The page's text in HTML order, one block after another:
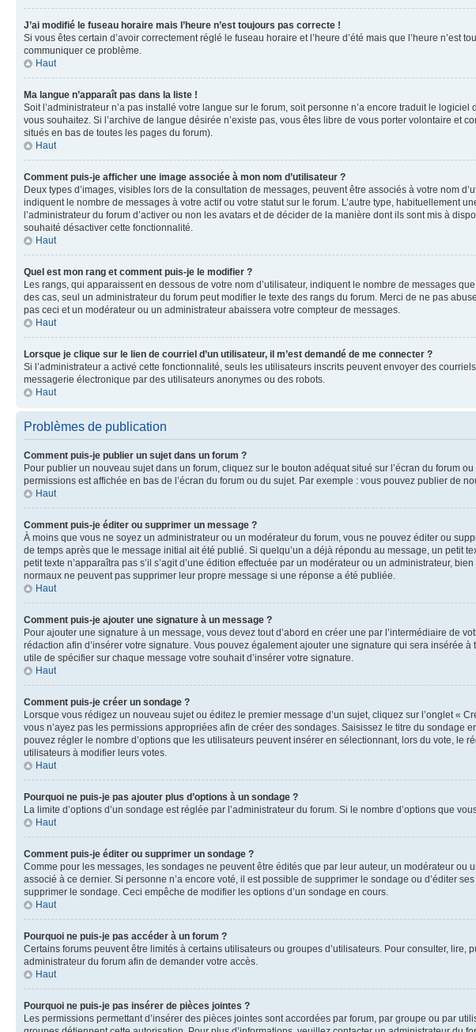
J’ai modifié le fuseau horaire mais l’heure n’est toujours pas correcte !
Si vous êtes certain d’avoir correctement réglé le fuseau horaire et l’heure d’été mais que l’heure
communiquer ce problème.
Haut
Ma langue n’apparaît pas dans la liste !
Soit l’administrateur n’a pas installé votre langue sur le forum, soit personne n’a encore traduit le
vous souhaitez. Si l’archive de langue désirée n’existe pas, vous êtes libre de vous porter volontaire
situés en bas de toutes les pages du forum).
Haut
Comment puis-je afficher une image associée à mon nom d’utilisateur ?
Deux types d’images, visibles lors de la consultation de messages, peuvent être associés à votre nom
indiquent le nombre de messages à votre actif ou votre statut sur le forum. L’autre type, habituellement
l’administrateur du forum d’activer ou non les avatars et de décider de la manière dont ils sont mis à
souhaité désactiver cette fonctionnalité.
Haut
Quel est mon rang et comment puis-je le modifier ?
Les rangs, qui apparaissent en dessous de votre nom d’utilisateur, indiquent le nombre de messages
des cas, seul un administrateur du forum peut modifier le texte des rangs du forum. Merci de ne pas
pas ceci et un modérateur ou un administrateur abaissera votre compteur de messages.
Haut
Lorsque je clique sur le lien de courriel d’un utilisateur, il m’est demandé de me connecter ?
Si l’administrateur a activé cette fonctionnalité, seuls les utilisateurs inscrits peuvent envoyer des
messagerie électronique par des utilisateurs anonymes ou des robots.
Haut
Problèmes de publication
Comment puis-je publier un sujet dans un forum ?
Pour publier un nouveau sujet dans un forum, cliquez sur le bouton adéquat situé sur l’écran du forum
permissions est affichée en bas de l’écran du forum ou du sujet. Par exemple : vous pouvez publier de
Haut
Comment puis-je éditer ou supprimer un message ?
À moins que vous ne soyez un administrateur ou un modérateur du forum, vous ne pouvez éditer ou
de temps après que le message initial ait été publié. Si quelqu’un a déjà répondu au message, un petit
petit texte n’apparaîtra pas s’il s’agit d’une édition effectuée par un modérateur ou un administrateur,
normaux ne peuvent pas supprimer leur propre message si une réponse a été publiée.
Haut
Comment puis-je ajouter une signature à un message ?
Pour ajouter une signature à un message, vous devez tout d’abord en créer une par l’intermédiaire de
rédaction afin d’insérer votre signature. Vous pouvez également ajouter une signature qui sera
utile de spécifier sur chaque message votre souhait d’insérer votre signature.
Haut
Comment puis-je créer un sondage ?
Lorsque vous rédigez un nouveau sujet ou éditez le premier message d’un sujet, cliquez sur l’onglet «
vous n’ayez pas les permissions appropriées afin de créer des sondages. Saisissez le titre du
pouvez régler le nombre d’options que les utilisateurs peuvent insérer en sélectionnant, lors du vote,
utilisateurs à modifier leurs votes.
Haut
Pourquoi ne puis-je pas ajouter plus d’options à un sondage ?
La limite d’options d’un sondage est réglée par l’administrateur du forum. Si le nombre d’options que
Haut
Comment puis-je éditer ou supprimer un sondage ?
Comme pour les messages, les sondages ne peuvent être édités que par leur auteur, un modérateur
associé à ce dernier. Si personne n’a encore voté, il est possible de supprimer le sondage ou d’éditer
supprimer le sondage. Ceci empêche de modifier les options d’un sondage en cours.
Haut
Pourquoi ne puis-je pas accéder à un forum ?
Certains forums peuvent être limités à certains utilisateurs ou groupes d’utilisateurs. Pour consulter,
administrateur du forum afin de demander votre accès.
Haut
Pourquoi ne puis-je pas insérer de pièces jointes ?
Les permissions permettant d’insérer des pièces jointes sont accordées par forum, par groupe ou par